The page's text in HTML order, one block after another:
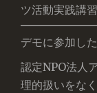
ツ活動実践講
デモに参加し
認定NPO法人
理的扱いをな